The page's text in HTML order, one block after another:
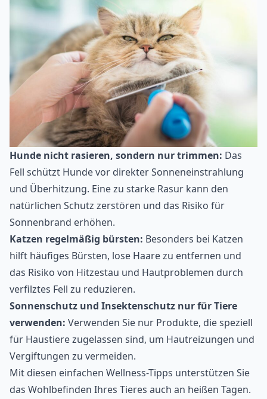
Hunde nicht rasieren, sondern nur trimmen: Das
Fell schützt Hunde vor direkter Sonneneinstrahlung
und Überhitzung. Eine zu starke Rasur kann den
natürlichen Schutz zerstören und das Risiko für
Sonnenbrand erhöhen.
Katzen regelmäßig bürsten: Besonders bei Katzen
hilft häufiges Bürsten, lose Haare zu entfernen und
das Risiko von Hitzestau und Hautproblemen durch
verfilztes Fell zu reduzieren.
Sonnenschutz und Insektenschutz nur für Tiere
verwenden: Verwenden Sie nur Produkte, die speziell
für Haustiere zugelassen sind, um Hautreizungen und
Vergiftungen zu vermeiden.
Mit diesen einfachen Wellness-Tipps unterstützen Sie
das Wohlbefinden Ihres Tieres auch an heißen Tagen.